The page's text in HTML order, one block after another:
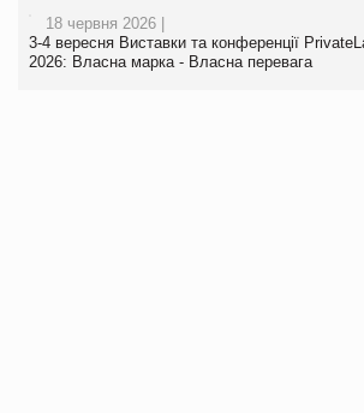
18 червня 2026 |
3-4 вересня Виставки та конференції
2026: Власна марка - Власна перевага